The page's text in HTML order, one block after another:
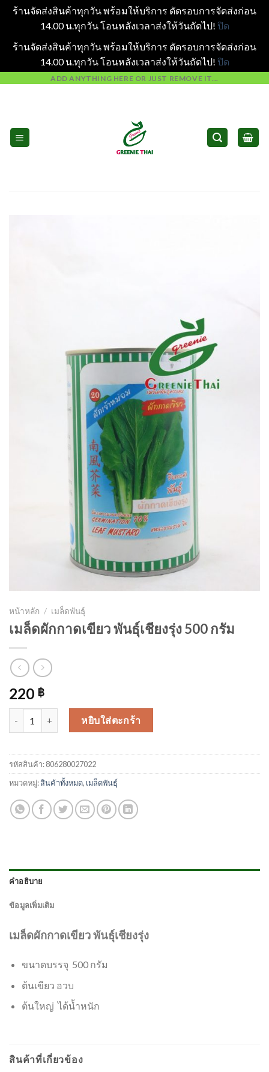
ร้านจัดส่งสินค้าทุกวัน พร้อมให้บริการ ตัดรอบการจัดส่งก่อน
14.00 น.ทุกวัน โอนหลังเวลาส่งให้วันถัดไป! ปิด
ร้านจัดส่งสินค้าทุกวัน พร้อมให้บริการ ตัดรอบการจัดส่งก่อน
14.00 น.ทุกวัน โอนหลังเวลาส่งให้วันถัดไป! ปิด
ADD ANYTHING HERE OR JUST REMOVE IT...
หน้าหลัก / เมล็ดพันธุ์
เมล็ดผักกาดเขียว พันธุ์เชียงรุ่ง 500 กรัม
220 ฿
จำนวน เมล็ดผักกาดเขียว พันธุ์เชียงรุ่ง 500 กรัม ชิ้น
หยิบใส่ตะกร้า
รหัสสินค้า:806280027022
หมวดหมู่:สินค้าทั้งหมด, เมล็ดพันธุ์
คำอธิบาย
ข้อมูลเพิ่มเติม
เมล็ดผักกาดเขียว พันธุ์เชียงรุ่ง
ขนาดบรรจุ 500 กรัม
ต้นเขียว อวบ
ต้นใหญ่ ได้น้ำหนัก
สินค้าที่เกี่ยวข้อง